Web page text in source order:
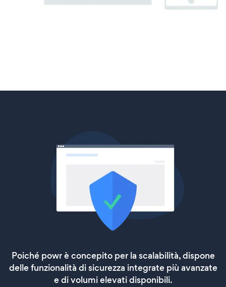
Poiché powr è concepito per la scalabilità, dispone
delle funzionalità di sicurezza integrate più avanzate
e di volumi elevati disponibili.